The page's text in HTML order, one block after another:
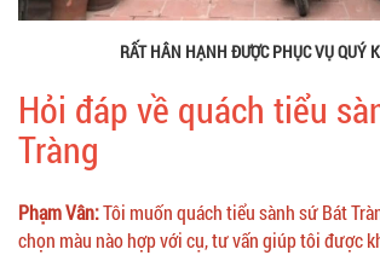
RẤT HÂN HẠNH ĐƯỢC PHỤC VỤ QUÝ
Hỏi đáp về quách tiểu
Tràng
Phạm Vân:Tôi muốn quách tiểu sành sứ Bát
chọn màu nào hợp với cụ, tư vấn giúp tôi được